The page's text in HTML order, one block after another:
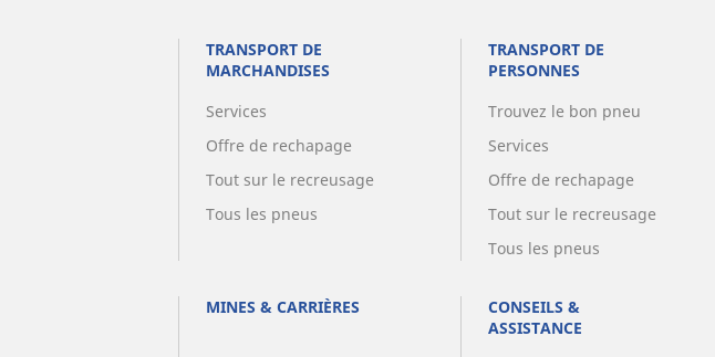
TRANSPORT DE
MARCHANDISES
Services
Offre de rechapage
Tout sur le recreusage
Tous les pneus
TRANSPORT DE
PERSONNES
Trouvez le bon pneu
Services
Offre de rechapage
Tout sur le recreusage
Tous les pneus
MINES & CARRIÈRES
CONSEILS &
ASSISTANCE